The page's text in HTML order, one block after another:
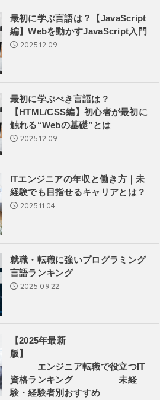
最初に学ぶ言語は？【JavaScript
編】Webを動かすJavaScript入門
2025.12.09
最初に学ぶべき言語は？
【HTML/CSS編】初心者が最初に
触れる“Webの基礎”とは
2025.12.09
ITエンジニアの年収と働き方｜未
経験でも目指せるキャリアとは？
2025.11.04
就職・転職に強いプログラミング
言語ランキング
2025.09.22
【2025年最新
版】
エンジニア転職で役立つIT
資格ランキング 未経
験・経験者別おすすめ